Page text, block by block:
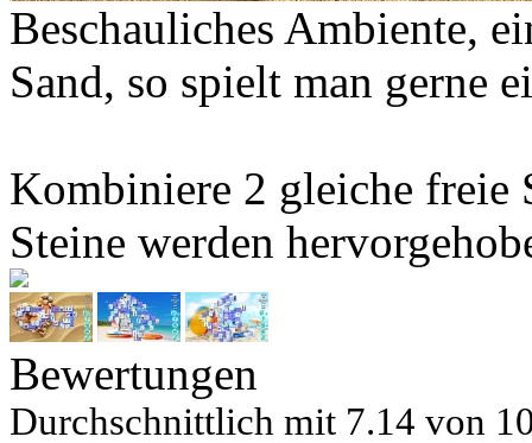
Beschauliches Ambiente,
Sand, so spielt man gerne
Kombiniere 2 gleiche freie
Steine werden
Bewertungen
Durchschnittlich mit 7.14 von